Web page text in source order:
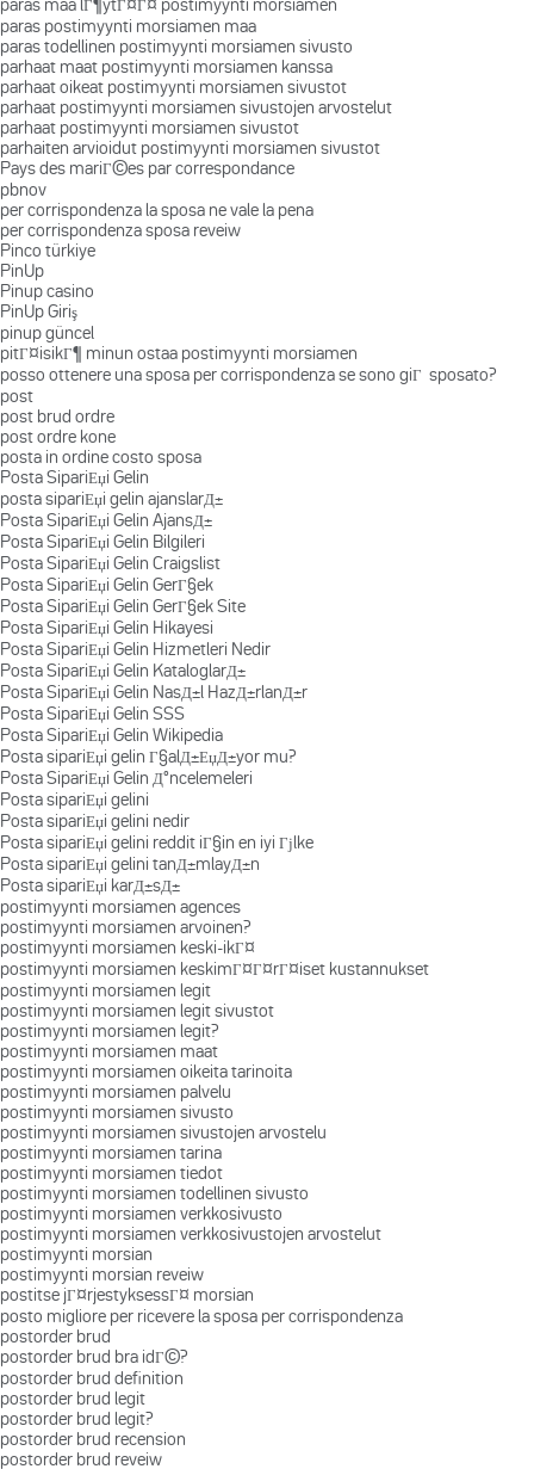
paras maa lГ¶ytГ¤Г¤ postimyynti morsiamen
paras postimyynti morsiamen maa
paras todellinen postimyynti morsiamen sivusto
parhaat maat postimyynti morsiamen kanssa
parhaat oikeat postimyynti morsiamen sivustot
parhaat postimyynti morsiamen sivustojen arvostelut
parhaat postimyynti morsiamen sivustot
parhaiten arvioidut postimyynti morsiamen sivustot
Pays des mariГ©es par correspondance
pbnov
per corrispondenza la sposa ne vale la pena
per corrispondenza sposa reveiw
Pinco türkiye
PinUp
Pinup casino
PinUp Giriş
pinup güncel
pitГ¤isikГ¶ minun ostaa postimyynti morsiamen
posso ottenere una sposa per corrispondenza se sono giГ sposato?
post
post brud ordre
post ordre kone
posta in ordine costo sposa
Posta SipariЕџi Gelin
posta sipariЕџi gelin ajanslarД±
Posta SipariЕџi Gelin AjansД±
Posta SipariЕџi Gelin Bilgileri
Posta SipariЕџi Gelin Craigslist
Posta SipariЕџi Gelin GerГ§ek
Posta SipariЕџi Gelin GerГ§ek Site
Posta SipariЕџi Gelin Hikayesi
Posta SipariЕџi Gelin Hizmetleri Nedir
Posta SipariЕџi Gelin KataloglarД±
Posta SipariЕџi Gelin NasД±l HazД±rlanД±r
Posta SipariЕџi Gelin SSS
Posta SipariЕџi Gelin Wikipedia
Posta sipariЕџi gelin Г§alД±ЕџД±yor mu?
Posta SipariЕџi Gelin Д°ncelemeleri
Posta sipariЕџi gelini
Posta sipariЕџi gelini nedir
Posta sipariЕџi gelini reddit iГ§in en iyi Гјlke
Posta sipariЕџi gelini tanД±mlayД±n
Posta sipariЕџi karД±sД±
postimyynti morsiamen agences
postimyynti morsiamen arvoinen?
postimyynti morsiamen keski-ikГ¤
postimyynti morsiamen keskimГ¤Г¤rГ¤iset kustannukset
postimyynti morsiamen legit
postimyynti morsiamen legit sivustot
postimyynti morsiamen legit?
postimyynti morsiamen maat
postimyynti morsiamen oikeita tarinoita
postimyynti morsiamen palvelu
postimyynti morsiamen sivusto
postimyynti morsiamen sivustojen arvostelu
postimyynti morsiamen tarina
postimyynti morsiamen tiedot
postimyynti morsiamen todellinen sivusto
postimyynti morsiamen verkkosivusto
postimyynti morsiamen verkkosivustojen arvostelut
postimyynti morsian
postimyynti morsian reveiw
postitse jГ¤rjestyksessГ¤ morsian
posto migliore per ricevere la sposa per corrispondenza
postorder brud
postorder brud bra idГ©?
postorder brud definition
postorder brud legit
postorder brud legit?
postorder brud recension
postorder brud reveiw